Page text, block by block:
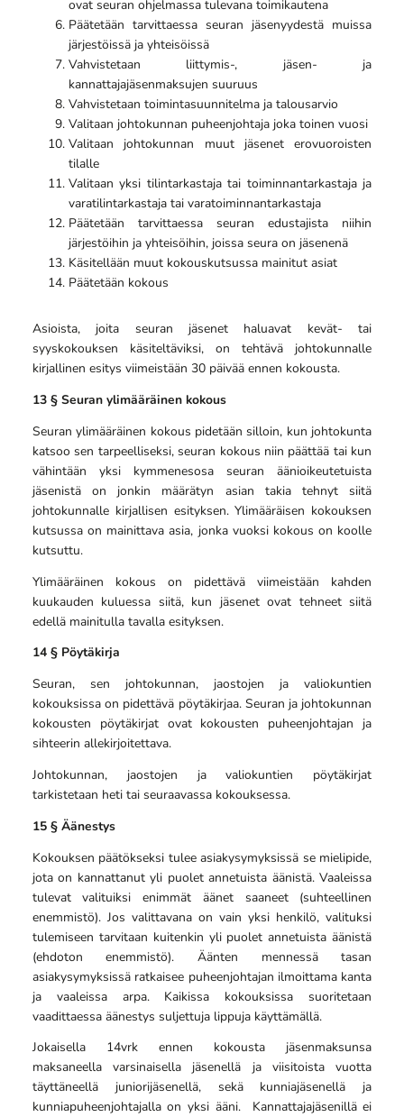
ovat seuran ohjelmassa tulevana toimikautena
Päätetään tarvittaessa seuran jäsenyydestä muissa
järjestöissä ja yhteisöissä
Vahvistetaan liittymis-, jäsen- ja
kannattajajäsenmaksujen suuruus
Vahvistetaan toimintasuunnitelma ja talousarvio
Valitaan johtokunnan puheenjohtaja joka toinen vuosi
Valitaan johtokunnan muut jäsenet erovuoroisten
tilalle
Valitaan yksi tilintarkastaja tai toiminnantarkastaja ja
varatilintarkastaja tai varatoiminnantarkastaja
Päätetään tarvittaessa seuran edustajista niihin
järjestöihin ja yhteisöihin, joissa seura on jäsenenä
Käsitellään muut kokouskutsussa mainitut asiat
Päätetään kokous
Asioista, joita seuran jäsenet haluavat kevät- tai
syyskokouksen käsiteltäviksi, on tehtävä johtokunnalle
kirjallinen esitys viimeistään 30 päivää ennen kokousta.
13 § Seuran ylimääräinen kokous
Seuran ylimääräinen kokous pidetään silloin, kun johtokunta
katsoo sen tarpeelliseksi, seuran kokous niin päättää tai kun
vähintään yksi kymmenesosa seuran äänioikeutetuista
jäsenistä on jonkin määrätyn asian takia tehnyt siitä
johtokunnalle kirjallisen esityksen. Ylimääräisen kokouksen
kutsussa on mainittava asia, jonka vuoksi kokous on koolle
kutsuttu.
Ylimääräinen kokous on pidettävä viimeistään kahden
kuukauden kuluessa siitä, kun jäsenet ovat tehneet siitä
edellä mainitulla tavalla esityksen.
14 § Pöytäkirja
Seuran, sen johtokunnan, jaostojen ja valiokuntien
kokouksissa on pidettävä pöytäkirjaa. Seuran ja johtokunnan
kokousten pöytäkirjat ovat kokousten puheenjohtajan ja
sihteerin allekirjoitettava.
Johtokunnan, jaostojen ja valiokuntien pöytäkirjat
tarkistetaan heti tai seuraavassa kokouksessa.
15 § Äänestys
Kokouksen päätökseksi tulee asiakysymyksissä se mielipide,
jota on kannattanut yli puolet annetuista äänistä. Vaaleissa
tulevat valituiksi enimmät äänet saaneet (suhteellinen
enemmistö). Jos valittavana on vain yksi henkilö, valituksi
tulemiseen tarvitaan kuitenkin yli puolet annetuista äänistä
(ehdoton enemmistö). Äänten mennessä tasan
asiakysymyksissä ratkaisee puheenjohtajan ilmoittama kanta
ja vaaleissa arpa. Kaikissa kokouksissa suoritetaan
vaadittaessa äänestys suljettuja lippuja käyttämällä.
Jokaisella 14vrk ennen kokousta jäsenmaksunsa
maksaneella varsinaisella jäsenellä ja viisitoista vuotta
täyttäneellä juniorijäsenellä, sekä kunniajäsenellä ja
kunniapuheenjohtajalla on yksi ääni. Kannattajajäsenillä ei